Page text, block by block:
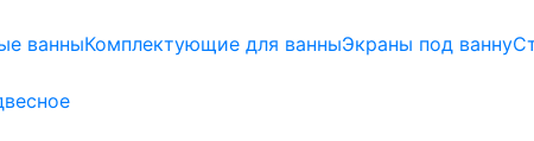
ванныКомплектующие для ванныЭкраны под ванну